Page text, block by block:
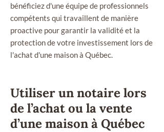
bénéficiez d'une équipe de professionnels
compétents qui travaillent de manière
proactive pour garantir la validité et la
protection de votre investissement lors de
l'achat d'une maison à Québec.
Utiliser un notaire lors
de l’achat ou la vente
d’une maison à Québec